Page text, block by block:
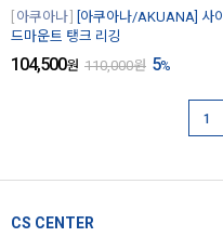
아쿠아나
[아쿠아나/AKUANA] 사이
드마운트 탱크 리깅
104,500원 110,000원 5%
1
CS CENTER